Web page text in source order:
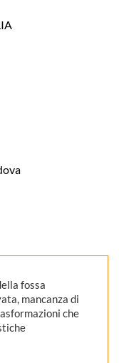
fossa
mancanza di
che